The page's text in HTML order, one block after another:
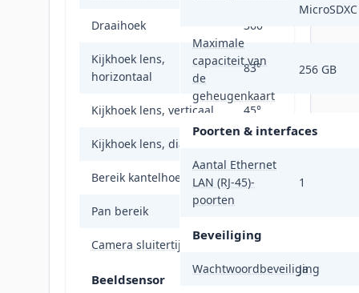
Draaihoek 360°
Kijkhoek lens,
horizontaal
83°
Kijkhoek lens, verticaal 45°
Kijkhoek lens, diagonaal
Bereik kantelhoek 0 - 75°
Pan bereik
Camera sluitertijd 1/3 - 1/100000 s
Beeldsensor
MicroSDXC
Maximale
capaciteit van
de
geheugenkaart
256 GB
Poorten & interfaces
Aantal Ethernet
LAN (RJ-45)-
poorten
1
Beveiliging
Wachtwoordbeveiliging
Ja